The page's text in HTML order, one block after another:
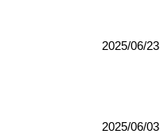
2025/06/23
2025/06/03